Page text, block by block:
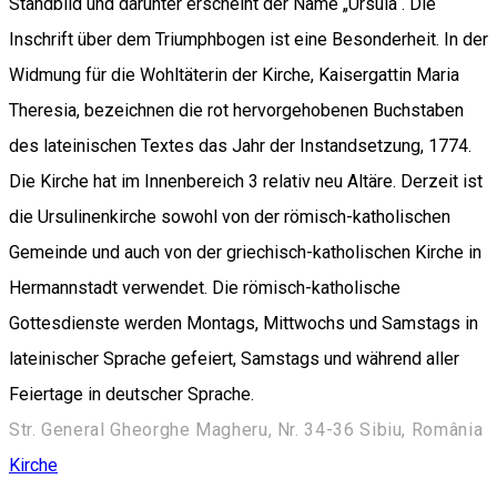
Inschrift über dem Triumphbogen ist eine Besonderheit. In der
Widmung für die Wohltäterin der Kirche, Kaisergattin Maria
Theresia, bezeichnen die rot hervorgehobenen Buchstaben
des lateinischen Textes das Jahr der Instandsetzung, 1774.
Die Kirche hat im Innenbereich 3 relativ neu Altäre. Derzeit ist
die Ursulinenkirche sowohl von der römisch-katholischen
Gemeinde und auch von der griechisch-katholischen Kirche in
Hermannstadt verwendet. Die römisch-katholische
Gottesdienste werden Montags, Mittwochs und Samstags in
lateinischer Sprache gefeiert, Samstags und während aller
Feiertage in deutscher Sprache.
Str. General Gheorghe Magheru, Nr. 34-36 Sibiu, România
Kirche